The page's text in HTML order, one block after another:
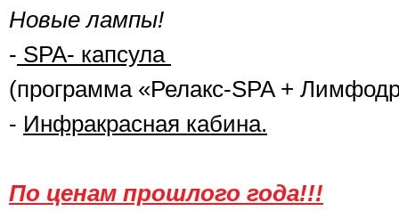
Новые лампы!
- SPA- капсула
(программа «Релакс-SPA +
- Инфракрасная кабина.
По ценам прошлого года!!!